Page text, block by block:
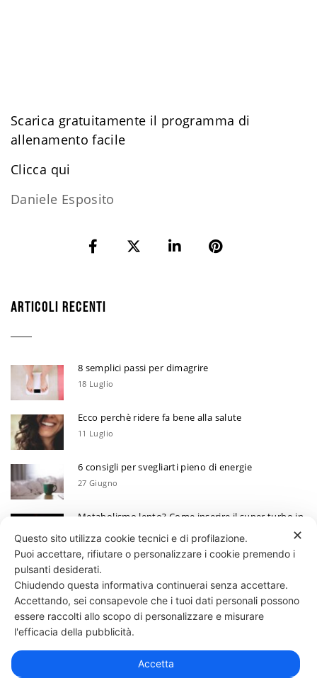
Scarica gratuitamente il programma di
allenamento facile
​Clicca qui
Daniele Esposito
ARTICOLI RECENTI
8 semplici passi per dimagrire
18 Luglio
Ecco perchè ridere fa bene alla salute
11 Luglio
6 consigli per svegliarti pieno di energie
27 Giugno
Metabolismo lento? Come inserire il super turbo in
13 Giugno
Ecco perchè devi annotare i tuoi progressi
30 Maggio
331 818 4777DANIELE ESPOSITO
✕
Questo sito utilizza cookie tecnici e di profilazione.
Puoi accettare, rifiutare o personalizzare i cookie premendo i
pulsanti desiderati.
Chiudendo questa informativa continuerai senza accettare.
Accettando, sei consapevole che i tuoi dati personali possono
essere raccolti allo scopo di personalizzare e misurare
l'efficacia della pubblicità.
Accetta